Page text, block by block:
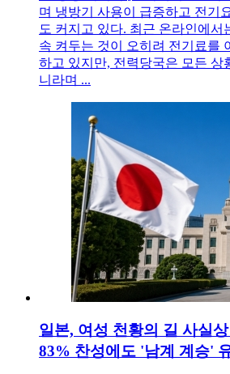
며 냉방기 사용이 급증하고 전기
도 커지고 있다. 최근 온라인에서
속 켜두는 것이 오히려 전기료를
하고 있지만, 전력당국은 모든 상
니라며 ...
일본, 여성 천황의 길 사실
83% 찬성에도 '남계 계승'